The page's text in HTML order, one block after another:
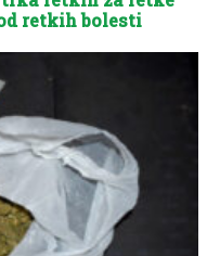
retkih bolesti